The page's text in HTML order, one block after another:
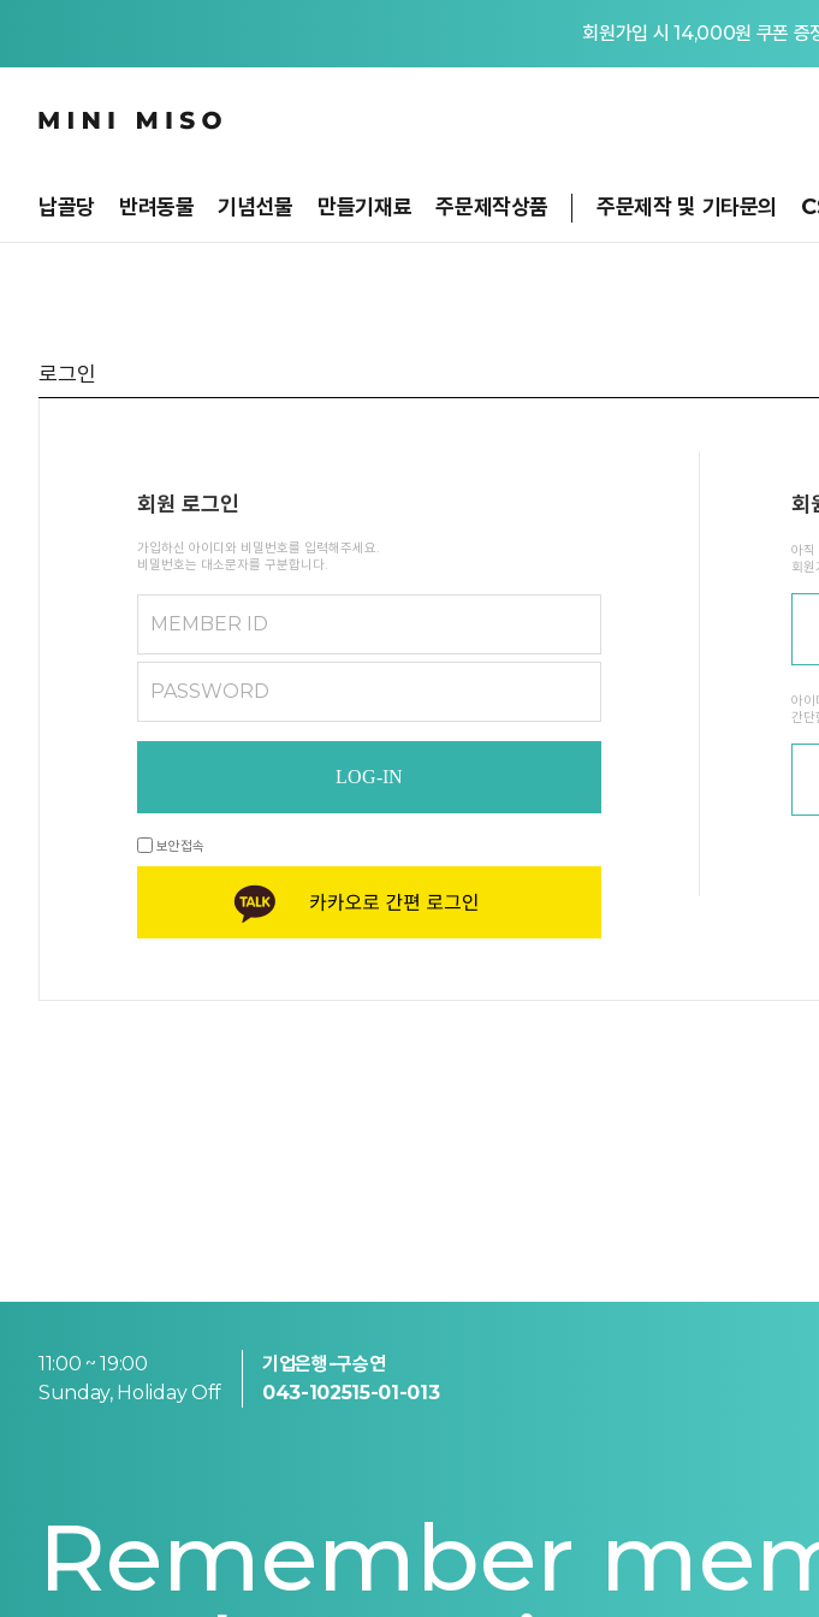
회원가입 시 14,000원 쿠폰 증
납골당 반려동물 기념선물 만들기재료 주문제작상품 주문제작 및 기타문의
로그인
회원 로그인
가입하신 아이디와 비밀번호를 입력해주세요.
비밀번호는 대소문자를 구분합니다.
MEMBER ID
PASSWORD
LOG-IN
보안접속
회
아직
회
아이
간단
11:00 ~ 19:00
Sunday, Holiday Off
기업은행-구승연
043-102515-01-013
Remember